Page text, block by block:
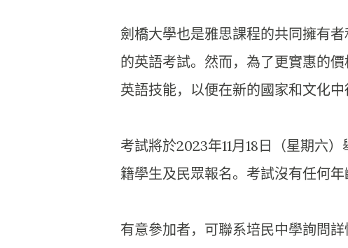
劍橋大學也是雅思課程的共同擁有者
的英語考試。然而， 為了更實惠的價
英語技能， 以便在新的國家和文化中
考試將於2023年11月18日（星期六）
籍學生及民眾報名。 考試沒有任何年
有意參加者，可聯系培民中學詢問詳